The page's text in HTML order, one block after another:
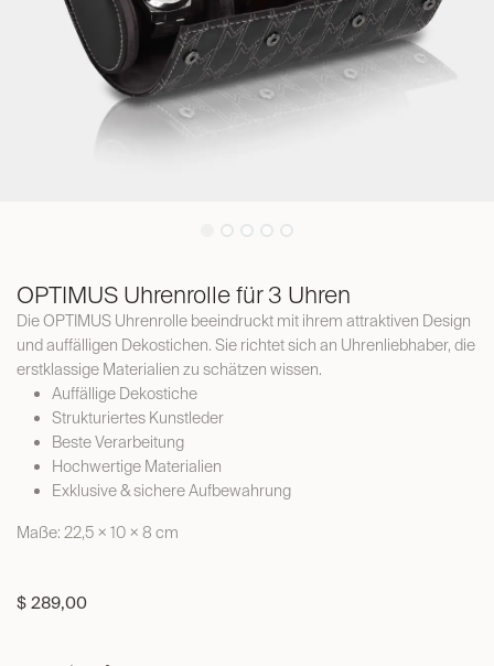
OPTIMUS Uhrenrolle für 3 Uhren
Die OPTIMUS Uhrenrolle beeindruckt mit ihrem attraktiven Design
und auffälligen Dekostichen. Sie richtet sich an Uhrenliebhaber, die
erstklassige Materialien zu schätzen wissen.
Auffällige Dekostiche
Strukturiertes Kunstleder
Beste Verarbeitung
Hochwertige Materialien
Exklusive & sichere Aufbewahrung
Maße: 22,5 × 10 × 8 cm
$ 289,00